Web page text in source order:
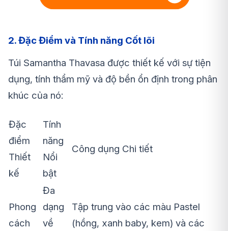
2. Đặc Điểm và Tính năng Cốt lõi
Túi Samantha Thavasa được thiết kế với sự tiện
dụng, tính thẩm mỹ và độ bền ổn định trong phân
khúc của nó:
Đặc
điểm
Thiết
kế
Tính
năng
Nổi
bật
Công dụng Chi tiết
Phong
cách
Đa
dạng
về
Tập trung vào các màu Pastel
(hồng, xanh baby, kem) và các